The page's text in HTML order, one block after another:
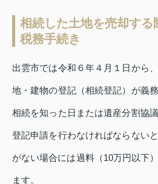
相続した土地を売却する
税務手続き
出雲市では令和６年４月１日から
地・建物の登記（相続登記）が義
相続を知った日または遺産分割協
登記申請を行わなければならない
がない場合には過料（10万円以下
ます。